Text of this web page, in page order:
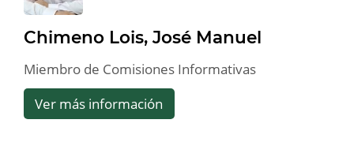
Chimeno Lois, José Manuel
Miembro de Comisiones Informativas
Ver más información